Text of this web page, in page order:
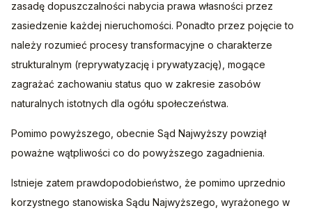
zasadę dopuszczalności nabycia prawa własności przez
zasiedzenie każdej nieruchomości. Ponadto przez pojęcie to
należy rozumieć procesy transformacyjne o charakterze
strukturalnym (reprywatyzację i prywatyzację), mogące
zagrażać zachowaniu status quo w zakresie zasobów
naturalnych istotnych dla ogółu społeczeństwa.
Pomimo powyższego, obecnie Sąd Najwyższy powziął
poważne wątpliwości co do powyższego zagadnienia.
Istnieje zatem prawdopodobieństwo, że pomimo uprzednio
korzystnego stanowiska Sądu Najwyższego, wyrażonego w